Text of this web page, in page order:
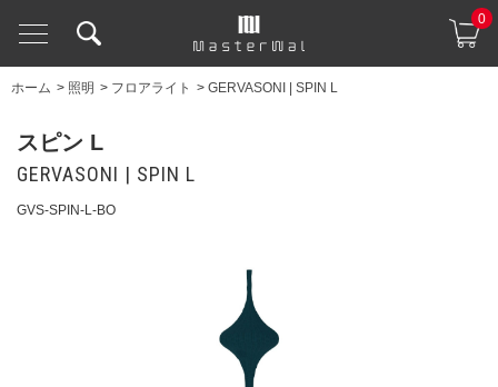
0
ホーム > 照明 > フロアライト > GERVASONI | SPIN L
スピン L
GERVASONI | SPIN L
GVS-SPIN-L-BO